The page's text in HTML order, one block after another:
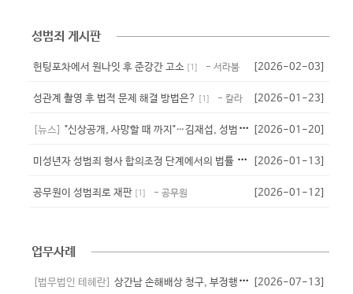
성범죄 게시판
헌팅포차에서 원나잇 후 준강간 고소 [1 ] - 서라붐 [2026-02-03]
성관계 촬영 후 법적 문제 해결 방법은? [1 ] - 칼라 [2026-01-23]
[뉴스] "신상공개, 사망할 때 까지"…김재섭, 성범죄자 신상공개 강화 법안냈다 [2026-01-20]
미
성년자 성범죄 형사 합의조정 단계에서의 법률 자문 필요성 [1 - 뇨끼
[2026-01-13]
공무원이 성범죄로 재판 [1 ] - 공무원 [2026-01-12]
업무사례
[법무법인 테헤란] 상간남 손해배상 청구, 부정행위 입증으로 위자료 2,500만원 인정된 사... [2026-07-13]